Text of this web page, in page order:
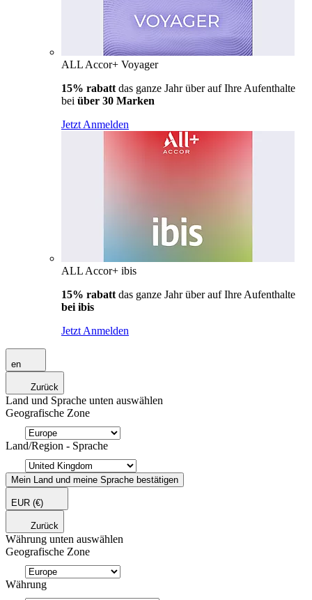
ALL Accor+ Voyager
15% rabatt das ganze Jahr über auf Ihre Aufenthalte
bei über 30 Marken
Jetzt Anmelden
ALL Accor+ ibis
15% rabatt das ganze Jahr über auf Ihre Aufenthalte
bei ibis
Jetzt Anmelden
en
Zurück
Land und Sprache unten auswählen
Geografische Zone
Land/Region - Sprache
Mein Land und meine Sprache bestätigen
EUR (€)
Zurück
Währung unten auswählen
Geografische Zone
Währung